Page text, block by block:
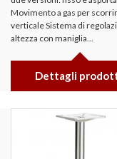
Movimento a gas per
verticale Sistema di
altezza con maniglia...
Dettagli